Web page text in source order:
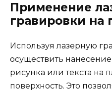
Применение
гравировки на
Используя лазерную
осуществить
рисунка или текста на
поверхность. Это